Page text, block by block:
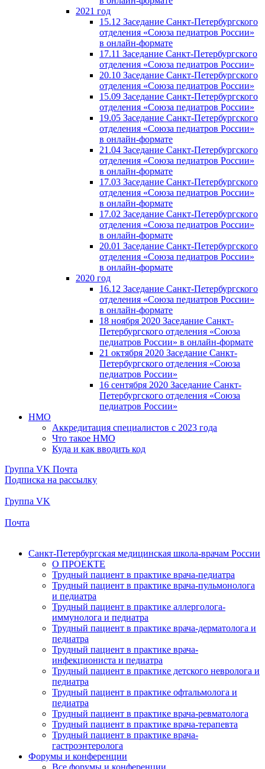
2021 год
15.12 Заседание Санкт-Петербургского
отделения «Союза педиатров России»
в онлайн-формате
17.11 Заседание Санкт-Петербургского
отделения «Союза педиатров России»
20.10 Заседание Санкт-Петербургского
отделения «Союза педиатров России»
15.09 Заседание Санкт-Петербургского
отделения «Союза педиатров России»
19.05 Заседание Санкт-Петербургского
отделения «Союза педиатров России»
в онлайн-формате
21.04 Заседание Санкт-Петербургского
отделения «Союза педиатров России»
в онлайн-формате
17.03 Заседание Санкт-Петербургского
отделения «Союза педиатров России»
в онлайн-формате
17.02 Заседание Санкт-Петербургского
отделения «Союза педиатров России»
в онлайн-формате
20.01 Заседание Санкт-Петербургского
отделения «Союза педиатров России»
в онлайн-формате
2020 год
16.12 Заседание Санкт-Петербургского
отделения «Союза педиатров России»
в онлайн-формате
18 ноября 2020 Заседание Санкт-
Петербургского отделения «Союза
педиатров России» в онлайн-формате
21 октября 2020 Заседание Санкт-
Петербургского отделения «Союза
педиатров России»
16 сентября 2020 Заседание Санкт-
Петербургского отделения «Союза
педиатров России»
НМО
Аккредитация специалистов с 2023 года
Что такое НМО
Куда и как вводить код
Группа VK Почта
Подписка на рассылку
Группа VK
Почта
Санкт-Петербургская медицинская школа-врачам России
О ПРОЕКТЕ
Трудный пациент в практике врача-педиатра
Трудный пациент в практике врача-пульмонолога
и педиатра
Трудный пациент в практике аллерголога-
иммунолога и педиатра
Трудный пациент в практике врача-дерматолога и
педиатра
Трудный пациент в практике врача-
инфекциониста и педиатра
Трудный пациент в практике детского невролога и
педиатра
Трудный пациент в практике офтальмолога и
педиатра
Трудный пациент в практике врача-ревматолога
Трудный пациент в практике врача-терапевта
Трудный пациент в практике врача-
гастроэнтеролога
Форумы и конференции
Все форумы и конференции